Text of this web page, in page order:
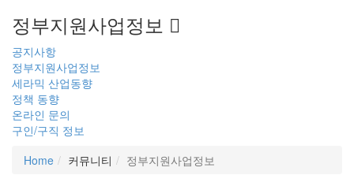
정부지원사업정보
공지사항
정부지원사업정보
세라믹 산업동향
정책 동향
온라인 문의
구인/구직 정보
Home
커뮤니티 정부지원사업정보